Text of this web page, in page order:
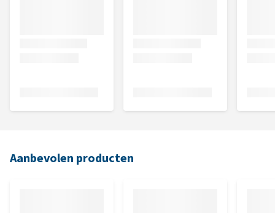
Aanbevolen producten